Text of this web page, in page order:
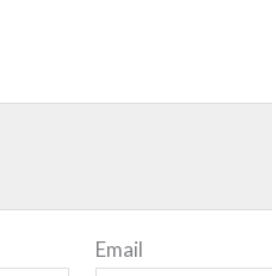
Email